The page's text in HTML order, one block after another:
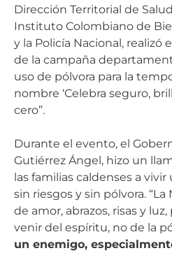
Dirección Territorial de
Instituto Colombiano de
y la Policía Nacional, realizó
de la campaña
uso de pólvora para la
nombre ‘Celebra seguro,
cero”.
Durante el evento, el
Gutiérrez Ángel, hizo un
las familias caldenses a
sin riesgos y sin pólvora.
de amor, abrazos, risas y
venir del espíritu, no de la
un enemigo,